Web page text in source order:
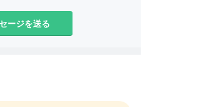
クリエイターは１２０名を超え
０以上、
ージを送る